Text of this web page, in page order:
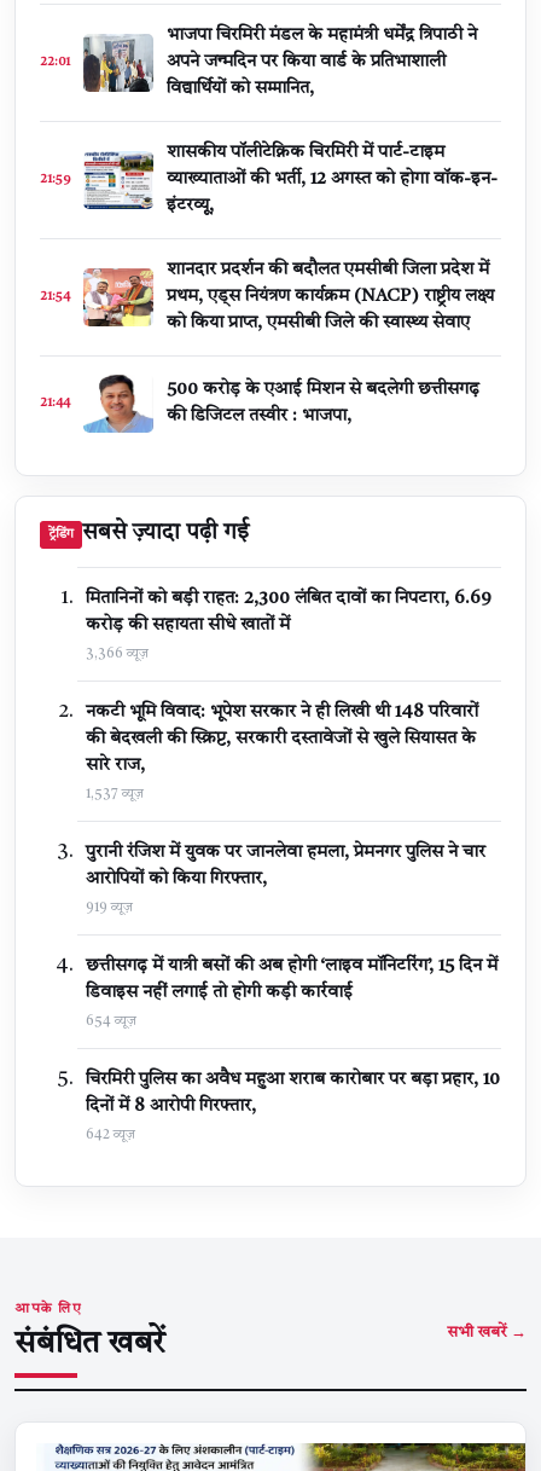
22:01
भाजपा चिरमिरी मंडल के महामंत्री धर्मेंद्र त्रिपाठी ने
अपने जन्मदिन पर किया वार्ड के प्रतिभाशाली
विद्यार्थियों को सम्मानित,
21:59
शासकीय पॉलीटेक्निक चिरमिरी में पार्ट-टाइम
व्याख्याताओं की भर्ती, 12 अगस्त को होगा वॉक-इन-
इंटरव्यू,
21:54
शानदार प्रदर्शन की बदौलत एमसीबी जिला प्रदेश में
प्रथम, एड्स नियंत्रण कार्यक्रम (NACP) राष्ट्रीय लक्ष्य
को किया प्राप्त, एमसीबी जिले की स्वास्थ्य सेवाए
21:44
500 करोड़ के एआई मिशन से बदलेगी छत्तीसगढ़
की डिजिटल तस्वीर : भाजपा,
ट्रेंडिंग सबसे ज़्यादा पढ़ी गई
मितानिनों को बड़ी राहत: 2,300 लंबित दावों का निपटारा, ₹6.69
करोड़ की सहायता सीधे खातों में
3,366 व्यूज़
नकटी भूमि विवाद: भूपेश सरकार ने ही लिखी थी 148 परिवारों
की बेदखली की स्क्रिप्ट, सरकारी दस्तावेजों से खुले सियासत के
सारे राज,
1,537 व्यूज़
पुरानी रंजिश में युवक पर जानलेवा हमला, प्रेमनगर पुलिस ने चार
आरोपियों को किया गिरफ्तार,
919 व्यूज़
छत्तीसगढ़ में यात्री बसों की अब होगी ‘लाइव मॉनिटरिंग’, 15 दिन में
डिवाइस नहीं लगाई तो होगी कड़ी कार्रवाई
654 व्यूज़
चिरमिरी पुलिस का अवैध महुआ शराब कारोबार पर बड़ा प्रहार, 10
दिनों में 8 आरोपी गिरफ्तार,
642 व्यूज़
आपके लिए
संबंधित खबरें सभी खबरें →